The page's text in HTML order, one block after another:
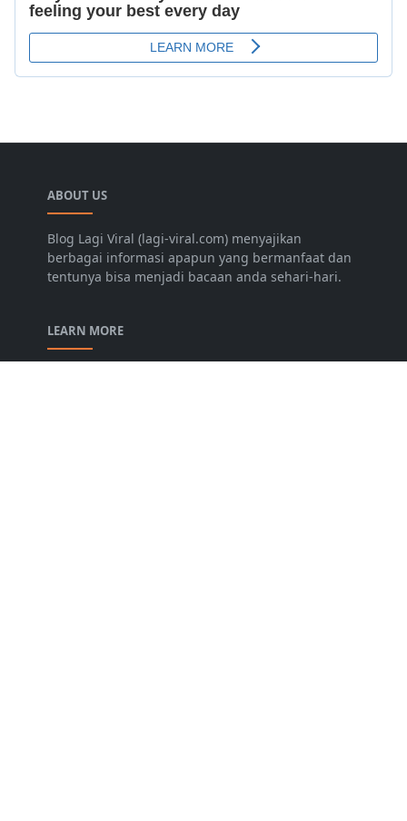
ABOUT US
Blog Lagi Viral (lagi-viral.com) menyajikan
berbagai informasi apapun yang bermanfaat dan
tentunya bisa menjadi bacaan anda sehari-hari.
LEARN MORE